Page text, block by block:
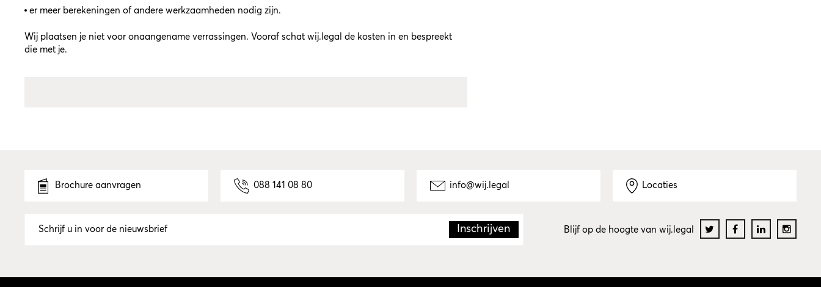
er meer berekeningen of andere werkzaamheden nodig zijn.
Wij plaatsen je niet voor onaangename verrassingen. Vooraf schat wij.legal de kosten in en bespreekt
die met je.
Brochure aanvragen 088 141 08 80 info@wij.legal Locaties
Blijf op de hoogte van wij.legal